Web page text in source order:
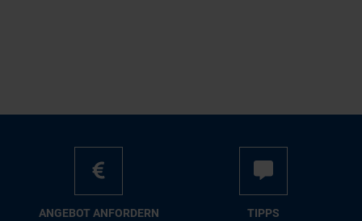
AN­GE­BOT AN­FOR­DERN TIPPS